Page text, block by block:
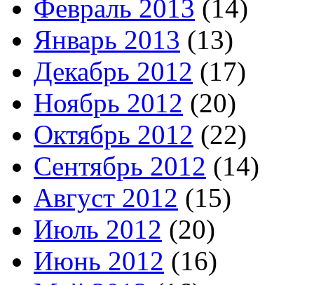
Февраль 2013 (14)
Январь 2013 (13)
Декабрь 2012 (17)
Ноябрь 2012 (20)
Октябрь 2012 (22)
Сентябрь 2012 (14)
Август 2012 (15)
Июль 2012 (20)
Июнь 2012 (16)